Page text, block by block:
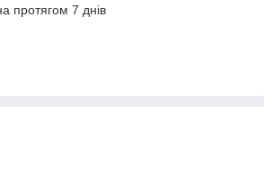
протягом 7 днів